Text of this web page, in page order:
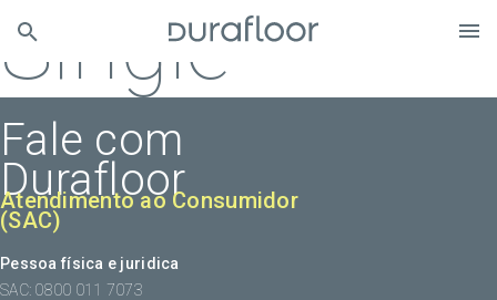
Single
Fale com
Durafloor
Atendimento ao Consumidor
(SAC)
Pessoa física e juridica
SAC: 0800 011 7073